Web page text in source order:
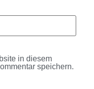
in diesem
speichern.